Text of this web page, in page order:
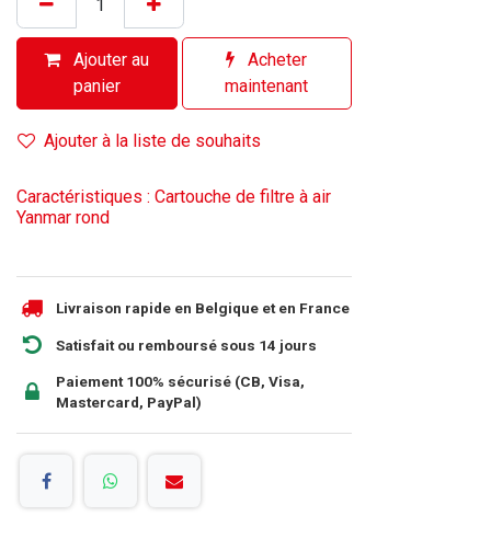
Ajouter au
panier
Acheter
maintenant
Ajouter à la liste de souhaits
Caractéristiques : Cartouche de filtre à air
Yanmar rond
Livraison rapide en Belgique et en France
Satisfait ou remboursé sous 14 jours
Paiement 100% sécurisé (CB, Visa,
Mastercard, PayPal)